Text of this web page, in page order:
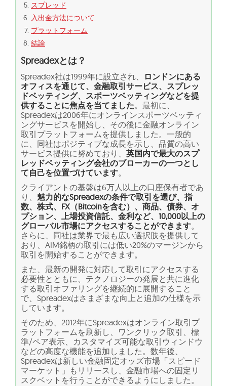
スプレッド
入出金方法について
プラットフォーム
結論
Spreadexとは？
Spreadex社は1999年に設立され、
ロンドンにある
オフィスを通じて、金融取引サービス、スプレッ
ドベッティング、スポーツベッティングなどを提
供することに焦点を当てました。最初に、
Spreadexは2006年にオンラインスポーツベッティ
ングサービスを開始し、その後に金融オンライン
取引プラットフォームを提供しました。一般的
に、同社はポジティブな成長を示し、品質の高い
サービス提供に努めており、 英国内で最大のスプ
レッドベッティング会社のブローカーの一つとし
て自己を位置づけています。
クライアントの基盤は6万人以上の口座保有者であ
り、 魅力的なSpreadexの条件で取引を選び、指
数、株式、FX（Bitcoinを含む）、商品、債券、オ
プション、上場投資信託、金利など、10,000以上の
グローバル市場にアクセスすることができます。
さらに、同社は業界で最も広い選択肢を提供して
おり、AIM銘柄の取引には低い20%のマージンから
取引を開始することができます。
また、最新の開発に対応して取引にアクセスする
必要性とともに、テクノロジーの発展と共に進化
する取引オファリングを継続的に展開すること
で、Spreadexはさまざまな向上と追加の仕様を示
しています。
そのため、2012年にSpreadexはオンライン取引プ
ラットフォームを刷新し、ワンクリック取引、標
準/ペア表示、カスタマイズ可能な取引ウィンドウ
などの高度な機能を追加しました。数年後、
Spreadexは新しい金融固定オッズ市場「スピード
マーケット」もリリースし、金融市場への固定リ
スクベットを行うことができるようにしました。